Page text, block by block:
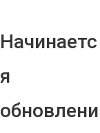
Начинаетс
я
обновлени